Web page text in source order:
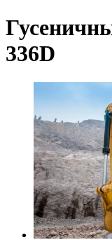
336D